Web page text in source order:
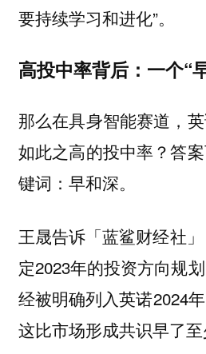
要持续学习和进化”。
高投中率背后：一个“
那么在具身智能赛道，
如此之高的投中率？答
键词：早和深。
王晟告诉「蓝鲨财经社
定2023年的投资方向规
经被明确列入英诺2024
这比市场形成共识早了至